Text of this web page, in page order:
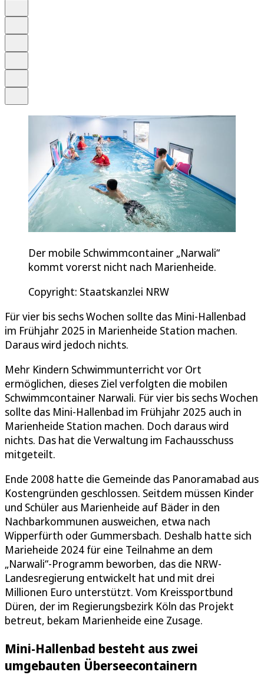
Der mobile Schwimmcontainer „Narwali“
kommt vorerst nicht nach Marienheide.
Copyright: Staatskanzlei NRW
Für vier bis sechs Wochen sollte das Mini-Hallenbad
im Frühjahr 2025 in Marienheide Station machen.
Daraus wird jedoch nichts.
Mehr Kindern Schwimmunterricht vor Ort
ermöglichen, dieses Ziel verfolgten die mobilen
Schwimmcontainer Narwali. Für vier bis sechs Wochen
sollte das Mini-Hallenbad im Frühjahr 2025 auch in
Marienheide Station machen. Doch daraus wird
nichts. Das hat die Verwaltung im Fachausschuss
mitgeteilt.
Ende 2008 hatte die Gemeinde das Panoramabad aus
Kostengründen geschlossen. Seitdem müssen Kinder
und Schüler aus Marienheide auf Bäder in den
Nachbarkommunen ausweichen, etwa nach
Wipperfürth oder Gummersbach. Deshalb hatte sich
Marieheide 2024 für eine Teilnahme an dem
„Narwali“-Programm beworben, das die NRW-
Landesregierung entwickelt hat und mit drei
Millionen Euro unterstützt. Vom Kreissportbund
Düren, der im Regierungsbezirk Köln das Projekt
betreut, bekam Marienheide eine Zusage.
Mini-Hallenbad besteht aus zwei
umgebauten Überseecontainern